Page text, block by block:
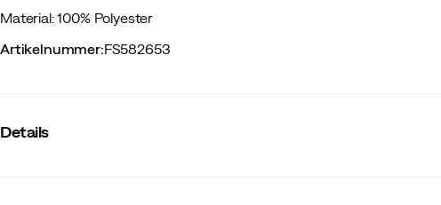
Material: 100% Polyester
Artikelnummer:FS582653
Details